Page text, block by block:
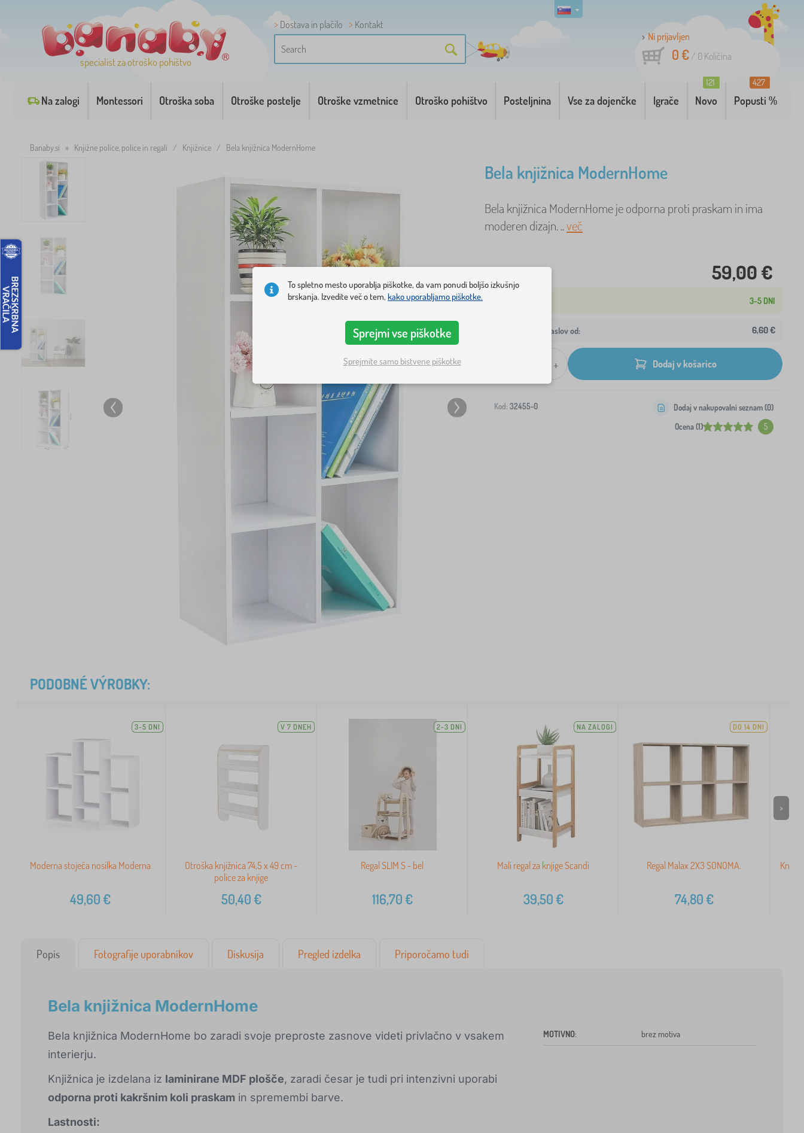
specialist za otroško pohištvo
Dostava in plačilo
Kontakt
Ni prijavljen
0 €/ 0 Količina
Na zalogi Montessori Otroška soba Otroške postelje Otroške vzmetnice Otroško pohištvo Posteljnina Vse za dojenčke Igrače Novo
121
Popusti %
427
Banaby.si » Knjižne police, police in regali / Knjižnice / Bela knjižnica ModernHome
Bela knjižnica ModernHome
Bela knjižnica ModernHome je odporna proti praskam in ima
moderen dizajn. ..več
59,00 €
3-5 DNI
Dostava na vaš naslov od: 6,60 €
+ Dodaj v košarico
Kod: 32455-0
Ocena (1) 5
Dodaj v nakupovalni seznam (0)
PODOBNÉ VÝROBKY:
3-5 DNI
Moderna stoječa nosilka Moderna
49,60€
V 7 DNEH
Otroška knjižnica 74,5 x 49 cm -
police za knjige
50,40€
2-3 DNI
Regal SLIM S - bel
116,70€
NA ZALOGI
Mali regal za knjige Scandi
39,50€
DO 14 DNI
Regal Malax 2X3 SONOMA.
74,80€
>
Popis Fotografije uporabnikov Diskusija Pregled izdelka Priporočamo tudi
Bela knjižnica ModernHome
Bela knjižnica ModernHome bo zaradi svoje preproste zasnove videti privlačno v vsakem
interierju.
Knjižnica je izdelana iz laminirane MDF plošče, zaradi česar je tudi pri intenzivni uporabi
odporna proti kakršnim koli praskam in spremembi barve.
Lastnosti:
MOTIVNO: brez motiva
To spletno mesto uporablja piškotke, da vam ponudi boljšo izkušnjo
brskanja. Izvedite več o tem, kako uporabljamo piškotke.
Sprejmi vse piškotke
Sprejmite samo bistvene piškotke